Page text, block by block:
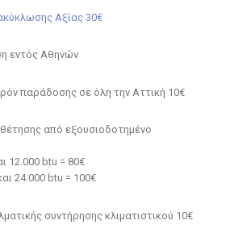
Αξίας 30€
εντός Αθηνών
παράδοσης σε όλη την Αττική 10€
από εξουσιοδοτημένο
12.000 btu = 80€
24.000 btu = 100€
συντήρησης κλιματιστικού 10€